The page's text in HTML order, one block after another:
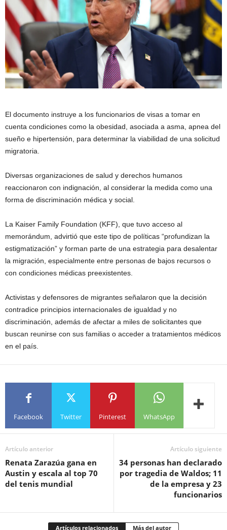
El documento instruye a los funcionarios de visas a tomar en
cuenta condiciones como la obesidad, asociada a asma, apnea del
sueño e hipertensión, para determinar la viabilidad de una solicitud
migratoria.
Diversas organizaciones de salud y derechos humanos
reaccionaron con indignación, al considerar la medida como una
forma de discriminación médica y social.
La Kaiser Family Foundation (KFF), que tuvo acceso al
memorándum, advirtió que este tipo de políticas “profundizan la
estigmatización” y forman parte de una estrategia para desalentar
la migración, especialmente entre personas de bajos recursos o
con condiciones médicas preexistentes.
Activistas y defensores de migrantes señalaron que la decisión
contradice principios internacionales de igualdad y no
discriminación, además de afectar a miles de solicitantes que
buscan reunirse con sus familias o acceder a tratamientos médicos
en el país.
Facebook Twitter Pinterest WhatsApp
Artículo anterior
Renata Zarazúa gana en
Austin y escala al top 70
del tenis mundial
Artículo siguiente
34 personas han declarado
por tragedia de Waldos; 11
de la empresa y 23
funcionarios
Artículos relacionados Más del autor